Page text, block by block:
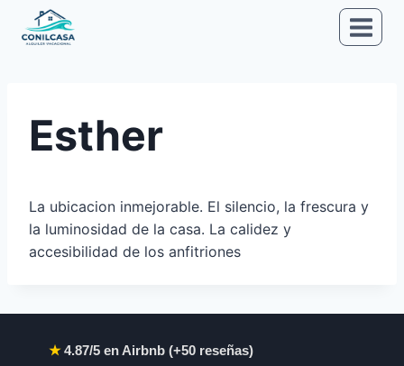
Esther
La ubicacion inmejorable. El silencio, la frescura y
la luminosidad de la casa. La calidez y
accesibilidad de los anfitriones
★4.87/5 en Airbnb (+50 reseñas)